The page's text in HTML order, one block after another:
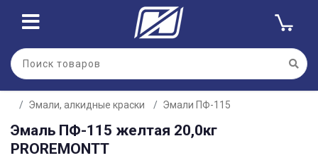
Эмали, алкидные краски Эмали ПФ-115
Эмаль ПФ-115 желтая 20,0кг
PROREMONTT
Для клиентов всех банков
Разбейте
оплатуна части